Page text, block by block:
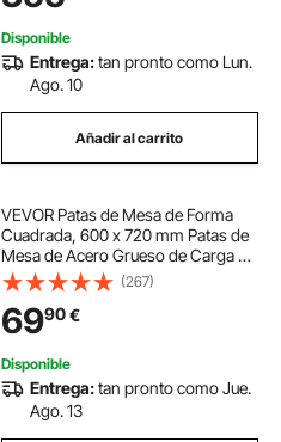
Restaurante
Disponible
Entrega:tan pronto como Lun.
Ago. 10
Añadir al carrito
VEVOR Patas de Mesa de Forma
Cuadrada, 600 x 720 mm Patas de
Mesa de Acero Grueso de Carga de
1000 kg, Conjunto de 2 Patas de
Mesa, Patas de Varias Mesas para
Mesas de Café, Mesas Auxiliares,
Sillones
(267)
6990€
Disponible
Entrega:tan pronto como Jue.
Ago. 13